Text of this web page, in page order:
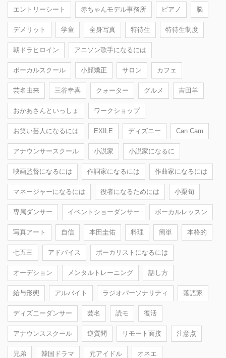
エントリーシート 赤ちゃんモデル事務所 ピアノ 脳
デメリット 学童 全身写真 特待生 特待生制度
朝ドラヒロイン アニソン歌手になるには
ボーカルスクール 小顔矯正 サロン カフェ
芸名由来 三谷幸喜 クォーター グルメ 吉田羊
おかあさんといっしょ ワークショップ
お笑い芸人になるには EXILE ディズニー Can Cam
アナウンサースクール 小説家 小説家になるに
映画監督になるには 作詞家になるには 作曲家になるには
マネージャーになるには 役者になるためには 小栗旬
専属ダンサー イベントショーダンサー ボーカルレッスン
写真アート 自信 本田圭佑 料理 簡単 本格的
七五三 アドバイス ボーカリストになるには
オーデション メンタルトレーニング 話し方
給与形態 アルバイト ラジオパーソナリティ 落語家
ディズニーダンサー 芸名 読モ 復活
アナウンススクール 逆質問 リモート面接 注意点
兄弟 韓国ドラマ 元アイドル オネエ